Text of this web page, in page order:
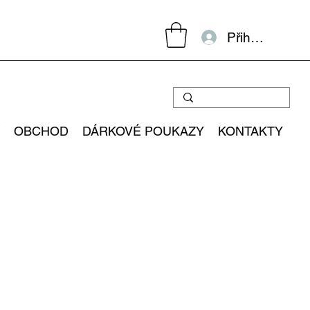
Přihlásit se
OBCHOD DÁRKOVÉ POUKAZY KONTAKTY